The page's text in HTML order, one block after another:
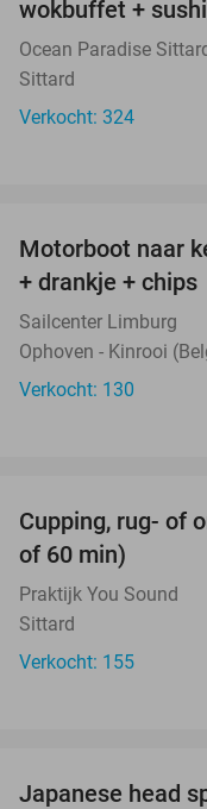
wokbuffet +
Ocean Paradise
Sittard
Verkocht: 324
Motorboot naar
+ drankje + chips
Sailcenter Limburg
Ophoven - Kinrooi
Verkocht: 130
Cupping, rug- of
of 60 min)
Praktijk You Sound
Sittard
Verkocht: 155
Japanese head